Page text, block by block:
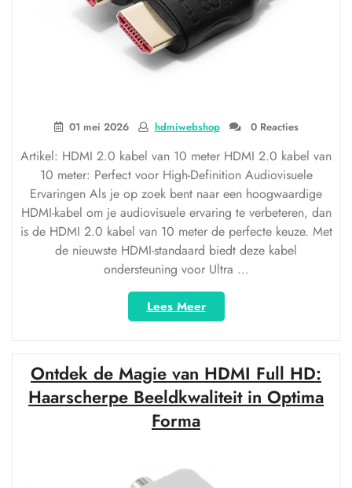
01 mei 2026 hdmiwebshop 0 Reacties
Artikel: HDMI 2.0 kabel van 10 meter HDMI 2.0 kabel van
10 meter: Perfect voor High-Definition Audiovisuele
Ervaringen Als je op zoek bent naar een hoogwaardige
HDMI-kabel om je audiovisuele ervaring te verbeteren, dan
is de HDMI 2.0 kabel van 10 meter de perfecte keuze. Met
de nieuwste HDMI-standaard biedt deze kabel
ondersteuning voor Ultra …
Lees Meer“Hoogwaardige
HDMI
2.0
kabel
van
10
meter
ervaring”
Ontdek de Magie van HDMI Full HD:
Haarscherpe Beeldkwaliteit in Optima
Forma